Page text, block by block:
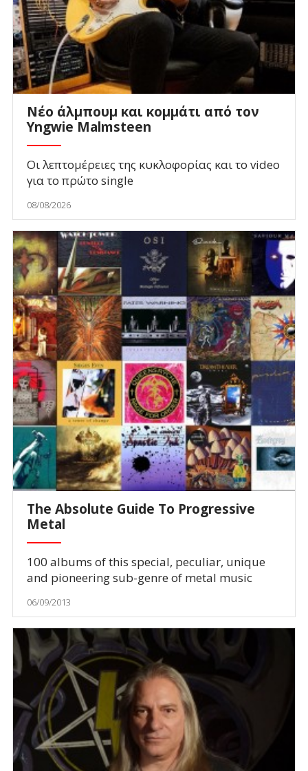
Νέο άλμπουμ και κομμάτι από τον
Yngwie Malmsteen
Οι λεπτομέρειες της κυκλοφορίας και το video
για το πρώτο single
08/08/2026
The Absolute Guide To Progressive
Metal
100 albums of this special, peculiar, unique
and pioneering sub-genre of metal music
06/09/2013